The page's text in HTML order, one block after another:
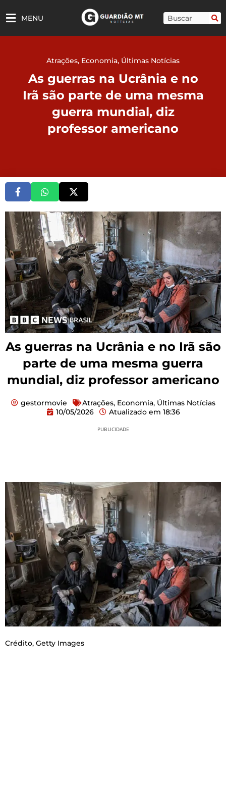
para
MENU Pesquisar
Atrações, Economia, Últimas Notícias
As guerras na Ucrânia e no
Irã são parte de uma mesma
guerra mundial, diz
professor americano
As guerras na Ucrânia e no Irã são
parte de uma mesma guerra
mundial, diz professor americano
gestormovie Atrações, Economia, Últimas Notícias
10/05/2026
Atualizado em 18:36
PUBLICIDADE
Crédito, Getty Images